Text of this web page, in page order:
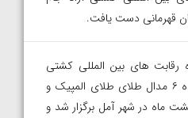
قهرمانی دست یافت.
رقابت های بین المللی کشتی
آزاد جام عبدالله موحد دارنده ۶ مدال طلای طلای المپیک و
۲۰ و ۲۱ اردیبهشت ماه در شهر آمل برگزار شد و